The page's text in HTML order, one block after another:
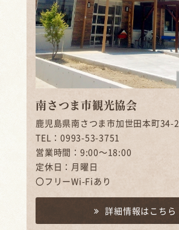
南さつま市観光協会
鹿児島県南さつま市加世田本町34-2
TEL：0993-53-3751
営業時間：9:00～18:00
定休日：月曜日
〇フリーWi-Fiあり
詳細情報はこちら